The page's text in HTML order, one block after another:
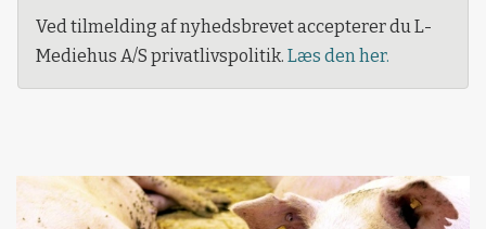
Ved tilmelding af nyhedsbrevet accepterer du L-
Mediehus A/S privatlivspolitik. Læs den her.